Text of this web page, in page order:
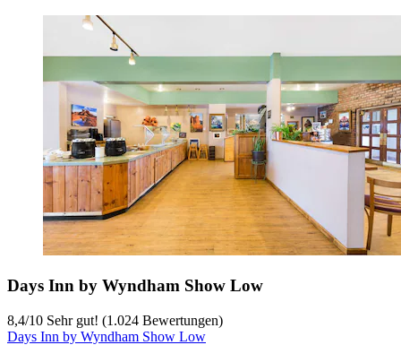
Days Inn by Wyndham Show Low
8,4/10 Sehr gut! (1.024 Bewertungen)
Days Inn by Wyndham Show Low